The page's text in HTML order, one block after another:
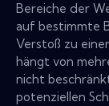
Bereiche der
auf bestimmte
Verstoß zu
hängt von
nicht
potenziellen